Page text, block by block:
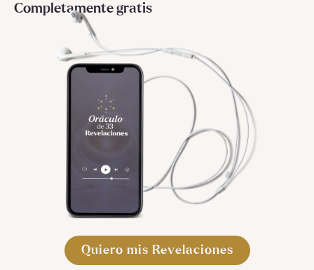
Completamente gratis
Quiero mis Revelaciones